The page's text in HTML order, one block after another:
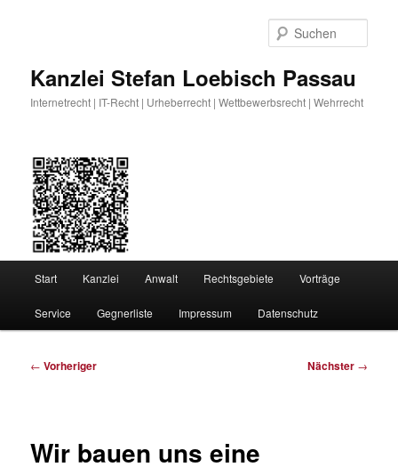
Kanzlei Stefan Loebisch Passau
Internetrecht | IT-Recht | Urheberrecht | Wettbewerbsrecht | Wehrrecht
Start Kanzlei Anwalt Rechtsgebiete Vorträge
Service Gegnerliste Impressum Datenschutz
Beitragsnavigation
← Vorheriger Nächster →
Wir bauen uns eine